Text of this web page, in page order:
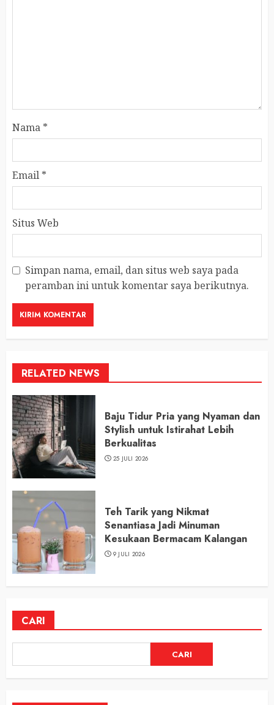
Nama *
Email *
Situs Web
Simpan nama, email, dan situs web saya pada
peramban ini untuk komentar saya berikutnya.
RELATED NEWS
Baju Tidur Pria yang Nyaman dan
Stylish untuk Istirahat Lebih
Berkualitas
25 JULI 2026
Teh Tarik yang Nikmat
Senantiasa Jadi Minuman
Kesukaan Bermacam Kalangan
9 JULI 2026
CARI
CARI